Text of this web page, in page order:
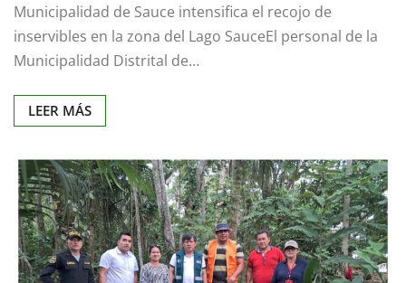
Municipalidad de Sauce intensifica el recojo de
inservibles en la zona del Lago SauceEl personal de la
Municipalidad Distrital de…
LEER MÁS